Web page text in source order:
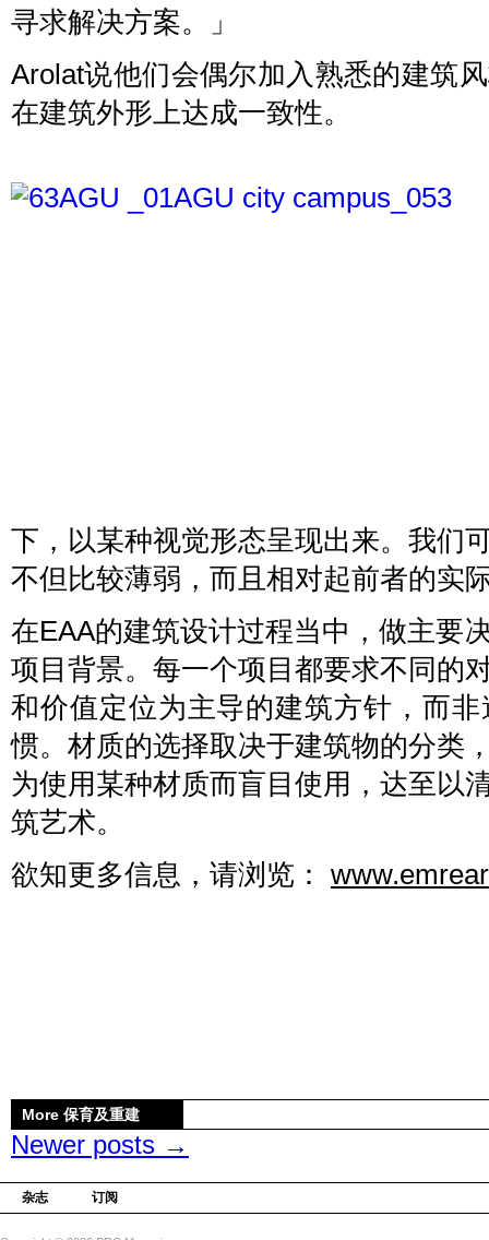
寻求解决方案。」
Arolat说他们会偶尔加入熟悉的建筑
在建筑外形上达成一致性。
下，以某种视觉形态呈现出来。我们
不但比较薄弱，而且相对起前者的实
在EAA的建筑设计过程当中，做主要
项目背景。每一个项目都要求不同的
和价值定位为主导的建筑方针，而
惯。材质的选择取决于建筑物的分类
为使用某种材质而盲目使用，达至以
筑艺术。
欲知更多信息，请浏览：
More 保育及重建
Newer posts →
杂志 订阅